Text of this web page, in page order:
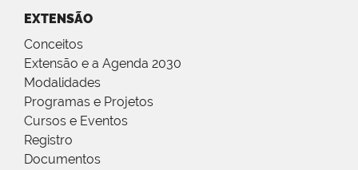
EXTENSÃO
Conceitos
Extensão e a Agenda 2030
Modalidades
Programas e Projetos
Cursos e Eventos
Registro
Documentos